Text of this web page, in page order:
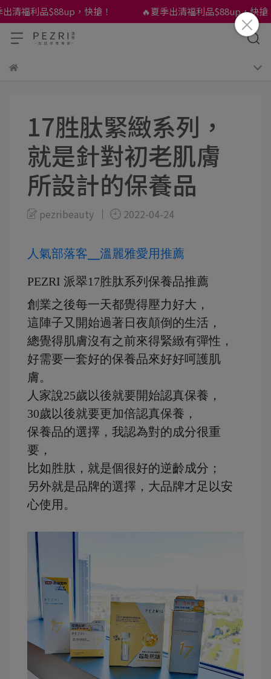
品$88up，快搶！ 🔥夏季出清福利品$88up，快搶！
17胜肽緊緻系列，
就是針對初老肌膚
所設計的保養品
pezribeauty 2022-04-24
人氣部落客╴溫麗雅愛用推薦
PEZRI 派翠17胜肽系列保養品推薦
創業之後每一天都覺得壓力好大，
這陣子又開始過著日夜顛倒的生活，
總覺得肌膚沒有之前來得緊緻有彈性，
好需要一套好的保養品來好好呵護肌
膚。
人家說25歲以後就要開始認真保養，
30歲以後就要更加倍認真保養，
保養品的選擇，我認為對的成分很重
要，
比如胜肽，就是個很好的逆齡成分；
另外就是品牌的選擇，大品牌才足以安
心使用。